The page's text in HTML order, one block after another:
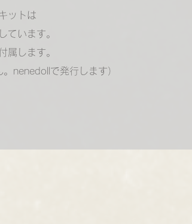
ットは
ています。
属します。
nenedollで発行します）